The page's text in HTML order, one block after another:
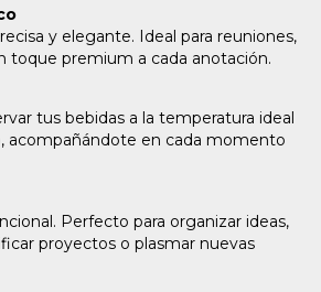
y elegante. Ideal para reuniones,
toque premium a cada anotación.
tus bebidas a la temperatura ideal
acompañándote en cada momento
Perfecto para organizar ideas,
proyectos o plasmar nuevas